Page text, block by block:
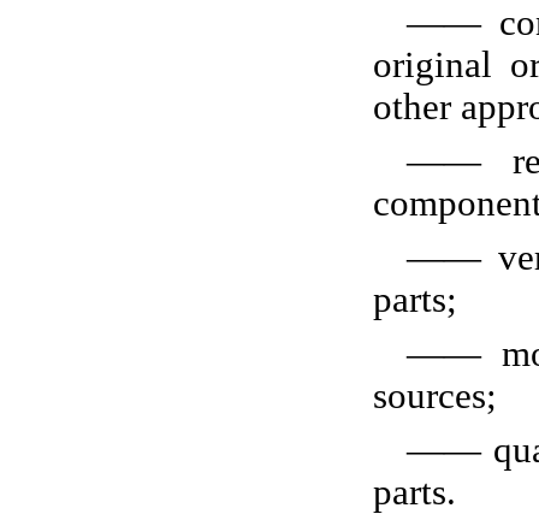
——
original
other
——
——
parts;
——
sources;
——
parts.